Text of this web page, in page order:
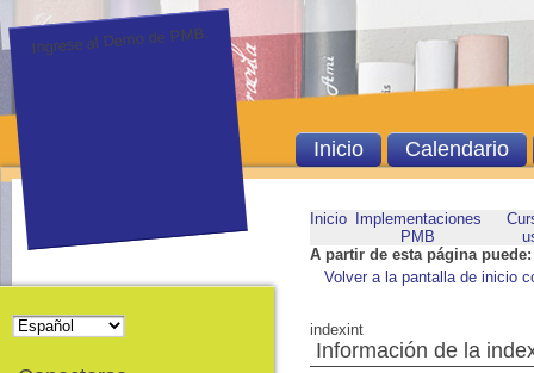
Inicio
Implementaciones
PMB
A partir de esta página puede:
Volver a la pantalla de inicio
indexint
Información de la
Ingrese al Demo de PMB.
Inicio Calendario